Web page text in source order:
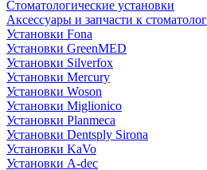
Стоматологические установки
Аксессуары и запчасти к
Установки Fona
Установки GreenMED
Установки Silverfox
Установки Mercury
Установки Woson
Установки Miglionico
Установки Planmeca
Установки Dentsply Sirona
Установки KaVo
Установки A-dec